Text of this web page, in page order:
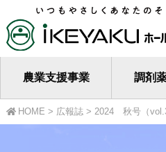
農業支援事業 調剤
HOME > 広報誌 > 2024 秋号（